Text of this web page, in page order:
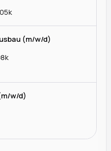
(m/w/d)
w/d)